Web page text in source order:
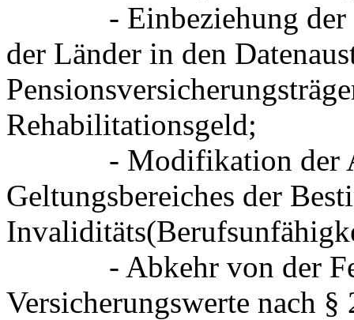
- Einbeziehung der
der Länder in den
Rehabilitationsgeld;
- Modifikation der
Geltungsbereiches der
- Abkehr von der
Versicherungswerte nach